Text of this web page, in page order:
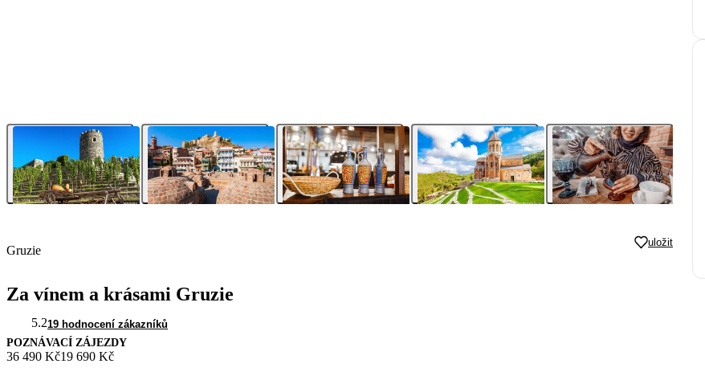
Gruzie
uložit
Za vínem a krásami Gruzie
5.219 hodnocení zákazníků
POZNÁVACÍ ZÁJEZDY
36 490 Kč19 690 Kč